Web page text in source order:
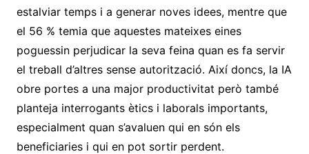
estalviar temps i a generar noves idees, mentre que
el 56 % temia que aquestes mateixes eines
poguessin perjudicar la seva feina quan es fa servir
el treball d’altres sense autorització. Així doncs, la IA
obre portes a una major productivitat però també
planteja interrogants ètics i laborals importants,
especialment quan s’avaluen qui en són els
beneficiaries i qui en pot sortir perdent.